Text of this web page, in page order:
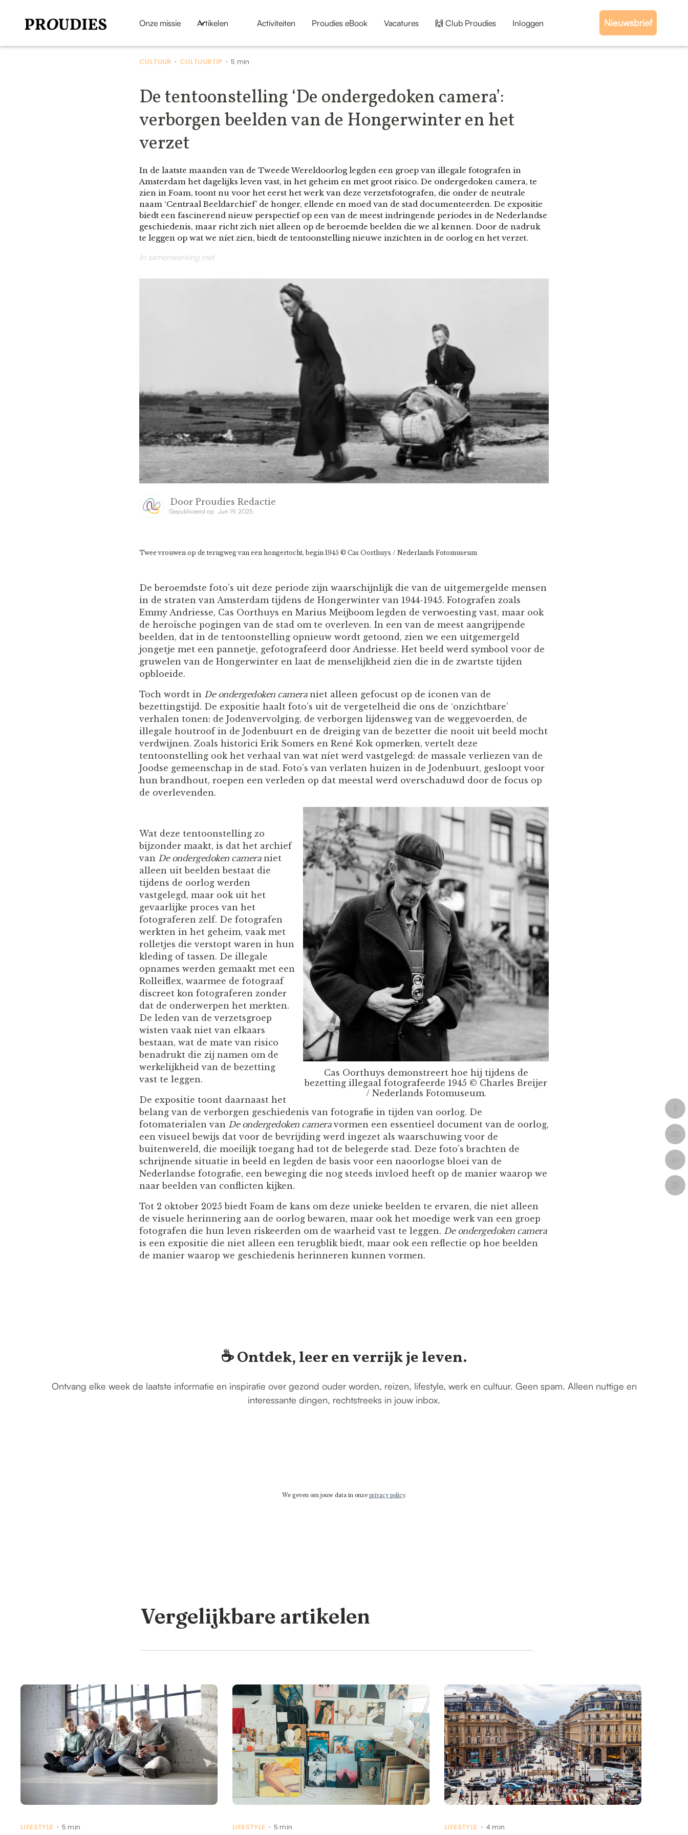
Onze missie Artikelen Activiteiten Proudies eBook Vacatures 🙌 Club Proudies Inloggen Nieuwsbrief
CULTUUR • CULTUURTIP • 5 min
De tentoonstelling ‘De ondergedoken camera’:
verborgen beelden van de Hongerwinter en het
verzet
In de laatste maanden van de Tweede Wereldoorlog legden een groep van illegale fotografen in
Amsterdam het dagelijks leven vast, in het geheim en met groot risico. De ondergedoken camera, te
zien in Foam, toont nu voor het eerst het werk van deze verzetsfotografen, die onder de neutrale
naam ‘Centraal Beeldarchief’ de honger, ellende en moed van de stad documenteerden. De expositie
biedt een fascinerend nieuw perspectief op een van de meest indringende periodes in de Nederlandse
geschiedenis, maar richt zich niet alleen op de beroemde beelden die we al kennen. Door de nadruk
te leggen op wat we níet zien, biedt de tentoonstelling nieuwe inzichten in de oorlog en het verzet.
In samenwerking met
Door Proudies Redactie
Gepubliceerd op Jun 19, 2025
Twee vrouwen op de terugweg van een hongertocht, begin 1945 © Cas Oorthuys / Nederlands Fotomuseum
De beroemdste foto’s uit deze periode zijn waarschijnlijk die van de uitgemergelde mensen
in de straten van Amsterdam tijdens de Hongerwinter van 1944-1945. Fotografen zoals
Emmy Andriesse, Cas Oorthuys en Marius Meijboom legden de verwoesting vast, maar ook
de heroïsche pogingen van de stad om te overleven. In een van de meest aangrijpende
beelden, dat in de tentoonstelling opnieuw wordt getoond, zien we een uitgemergeld
jongetje met een pannetje, gefotografeerd door Andriesse. Het beeld werd symbool voor de
gruwelen van de Hongerwinter en laat de menselijkheid zien die in de zwartste tijden
opbloeide.
Toch wordt in De ondergedoken cameraniet alleen gefocust op de iconen van de
bezettingstijd. De expositie haalt foto’s uit de vergetelheid die ons de ‘onzichtbare’
verhalen tonen: de Jodenvervolging, de verborgen lijdensweg van de weggevoerden, de
illegale houtroof in de Jodenbuurt en de dreiging van de bezetter die nooit uit beeld mocht
verdwijnen. Zoals historici Erik Somers en René Kok opmerken, vertelt deze
tentoonstelling ook het verhaal van wat níet werd vastgelegd: de massale verliezen van de
Joodse gemeenschap in de stad. Foto’s van verlaten huizen in de Jodenbuurt, gesloopt voor
hun brandhout, roepen een verleden op dat meestal werd overschaduwd door de focus op
de overlevenden.
Cas Oorthuys demonstreert hoe hij tijdens de
bezetting illegaal fotografeerde 1945 © Charles Breijer
/ Nederlands Fotomuseum.
Wat deze tentoonstelling zo
bijzonder maakt, is dat het archief
van De ondergedoken cameraniet
alleen uit beelden bestaat die
tijdens de oorlog werden
vastgelegd, maar ook uit het
gevaarlijke proces van het
fotograferen zelf. De fotografen
werkten in het geheim, vaak met
rolletjes die verstopt waren in hun
kleding of tassen. De illegale
opnames werden gemaakt met een
Rolleiflex, waarmee de fotograaf
discreet kon fotograferen zonder
dat de onderwerpen het merkten.
De leden van de verzetsgroep
wisten vaak niet van elkaars
bestaan, wat de mate van risico
benadrukt die zij namen om de
werkelijkheid van de bezetting
vast te leggen.
De expositie toont daarnaast het
belang van de verborgen geschiedenis van fotografie in tijden van oorlog. De
fotomaterialen van De ondergedoken cameravormen een essentieel document van de oorlog,
een visueel bewijs dat voor de bevrijding werd ingezet als waarschuwing voor de
buitenwereld, die moeilijk toegang had tot de belegerde stad. Deze foto’s brachten de
schrijnende situatie in beeld en legden de basis voor een naoorlogse bloei van de
Nederlandse fotografie, een beweging die nog steeds invloed heeft op de manier waarop we
naar beelden van conflicten kijken.
Tot 2 oktober 2025 biedt Foam de kans om deze unieke beelden te ervaren, die niet alleen
de visuele herinnering aan de oorlog bewaren, maar ook het moedige werk van een groep
fotografen die hun leven riskeerden om de waarheid vast te leggen. De ondergedoken camera
is een expositie die niet alleen een terugblik biedt, maar ook een reflectie op hoe beelden
de manier waarop we geschiedenis herinneren kunnen vormen.
☕️ Ontdek, leer en verrijk je leven.
Ontvang elke week de laatste informatie en inspiratie over gezond ouder worden, reizen, lifestyle, werk en cultuur. Geen spam. Alleen nuttige en
interessante dingen, rechtstreeks in jouw inbox.
We geven om jouw data in onze privacy policy.
Vergelijkbare artikelen
LIFESTYLE • 5 min LIFESTYLE • 5 min LIFESTYLE • 4 min